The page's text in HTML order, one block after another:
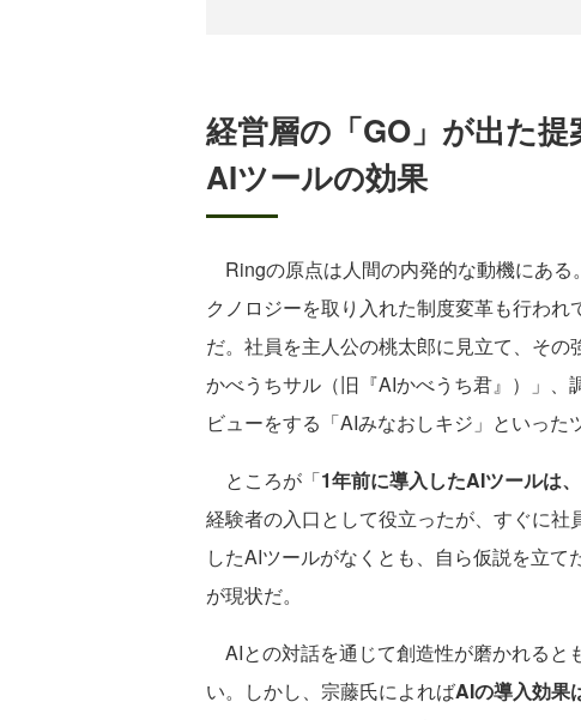
経営層の「GO」が出た
AIツールの効果
Ringの原点は人間の内発的な動機にあ
クノロジーを取り入れた制度変革も行わ
だ。社員を主人公の桃太郎に見立て、そ
かべうちサル（旧『AIかべうち君』）」
ビューをする「AIみなおしキジ」といった
ところが「1年前に導入したAIツールは
経験者の入口として役立ったが、すぐに
したAIツールがなくとも、自ら仮説を立
が現状だ。
AIとの対話を通じて創造性が磨かれると
い。しかし、宗藤氏によればAIの導入効果